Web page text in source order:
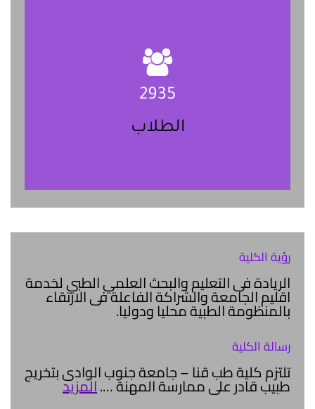
2935
الطلاب
رسالة الكلية
تلتزم كلية طب قنا – جامعة جنوب الوادى بتخريج
طبيب قادر على ممارسة المهنة….المزيد
رؤية الكلية
الريادة فى التعليم والبحث العلمي الطبي لخدمة
اقليم الجامعة والشراكة الفاعلة فى الارتقاء
بالمنظومة الطبية محليا ودوليا.